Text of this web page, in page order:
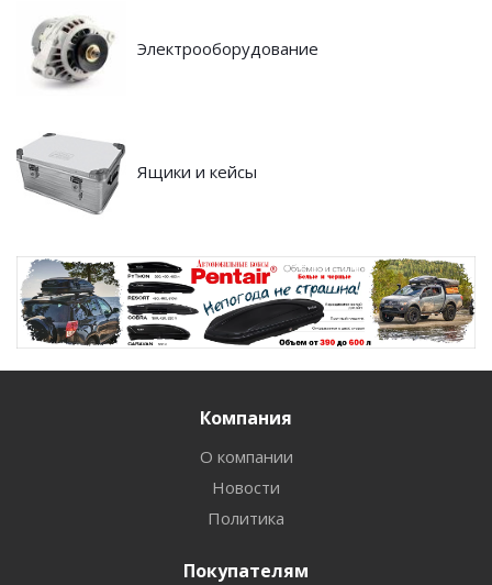
Электрооборудование
Ящики и кейсы
Компания
О компании
Новости
Политика
Покупателям